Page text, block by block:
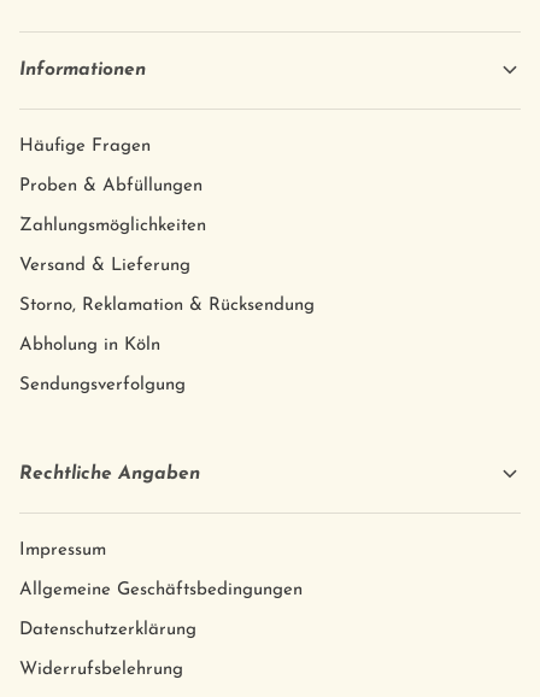
Informationen
Häufige Fragen
Proben & Abfüllungen
Zahlungsmöglichkeiten
Versand & Lieferung
Storno, Reklamation & Rücksendung
Abholung in Köln
Sendungsverfolgung
Rechtliche Angaben
Impressum
Allgemeine Geschäftsbedingungen
Datenschutzerklärung
Widerrufsbelehrung